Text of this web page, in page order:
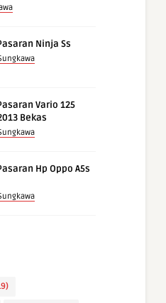
Ninja Ss
Vario 125
Bekas
Hp Oppo A5s